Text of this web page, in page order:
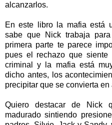
alcanzarlos.
En este libro la mafia está
sabe que Nick trabaja
primera parte te parece
pues el rechazo que
criminal y la mafia está
dicho antes, los
precipitar que se convierta
Quiero destacar de Nick
madurado sintiendo